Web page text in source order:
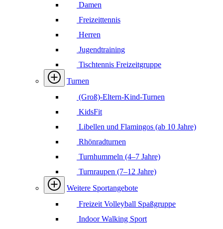
Damen
Freizeittennis
Herren
Jugendtraining
Tischtennis Freizeitgruppe
Turnen
(Groß)-Eltern-Kind-Turnen
KidsFit
Libellen und Flamingos (ab 10 Jahre)
Rhönradturnen
Turnhummeln (4–7 Jahre)
Turnraupen (7–12 Jahre)
Weitere Sportangebote
Freizeit Volleyball Spaßgruppe
Indoor Walking Sport